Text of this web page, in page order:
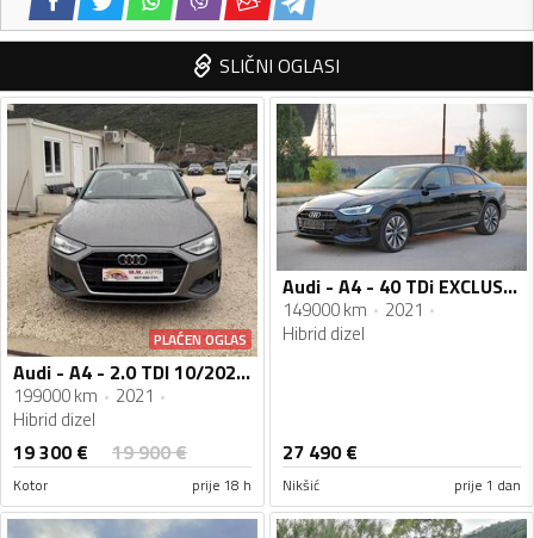
SLIČNI OGLASI
PLAĆEN OGLAS
Audi - A4 - 2.0 TDI 10/2021g AUTOMATIK
199000 km
2021
Hibrid dizel
19 300€ 19 900€
Kotor prije 18 h
Audi - A4 - 40 TDi EXCLUSIVE
149000 km
2021
Hibrid dizel
27 490€
Nikšić prije 1 dan